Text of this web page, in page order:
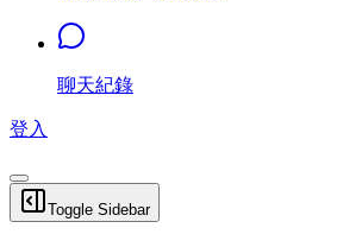
聊天紀錄
登入
Toggle Sidebar